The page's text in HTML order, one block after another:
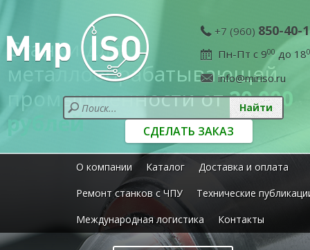
+7 (960) 850-40-
Пн-Пт с 900до 18
info@miriso.ru
СДЕЛАТЬ ЗАКАЗ
О компании Каталог
Доставка и оплата
Ремонт станков с ЧПУ
Технические
Международная логистика
Контакты
Станки для
металлообрабатывающей
промышленности от20 000
рублей